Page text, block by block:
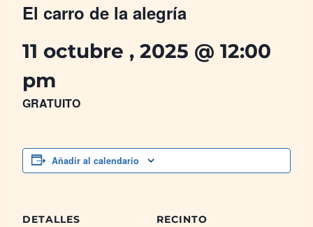
El carro de la alegría
11 octubre , 2025 @ 12:00
pm
GRATUITO
Añadir al calendario
DETALLES RECINTO